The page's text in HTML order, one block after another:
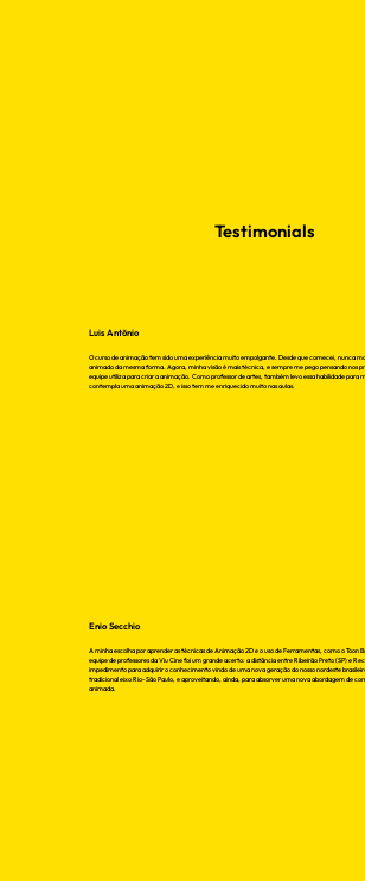
Testimonials
Luis Antõnio
O curso de animação tem sido uma experiência muito empolgante. Desde que comecei, nunca
animado da mesma forma. Agora, minha visão é mais técnica, e sempre me pego pensando nos
equipe utiliza para criar a animação. Como professor de artes, também levo essa habilidade para
contempla uma animação 2D, e isso tem me enriquecido muito nas aulas.
Enio Secchio
A minha escolha por aprender as técnicas de Animação 2D e o uso de Ferramentas, como o Toon
equipe de professores da Viu Cine foi um grande acerto: a distância entre Ribeirão Preto (SP) e
impedimento para adquirir o conhecimento vindo de uma nova geração do nosso nordeste
tradicional eixo Rio-São Paulo, e aproveitando, ainda, para absorver uma nova abordagem de
animada.